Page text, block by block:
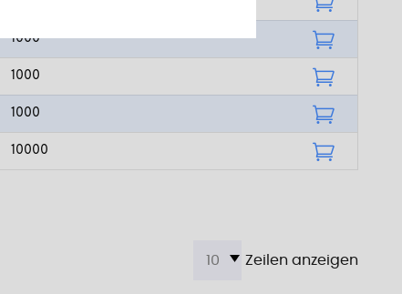
1000
1000
1000
10000
Zeilen anzeigen